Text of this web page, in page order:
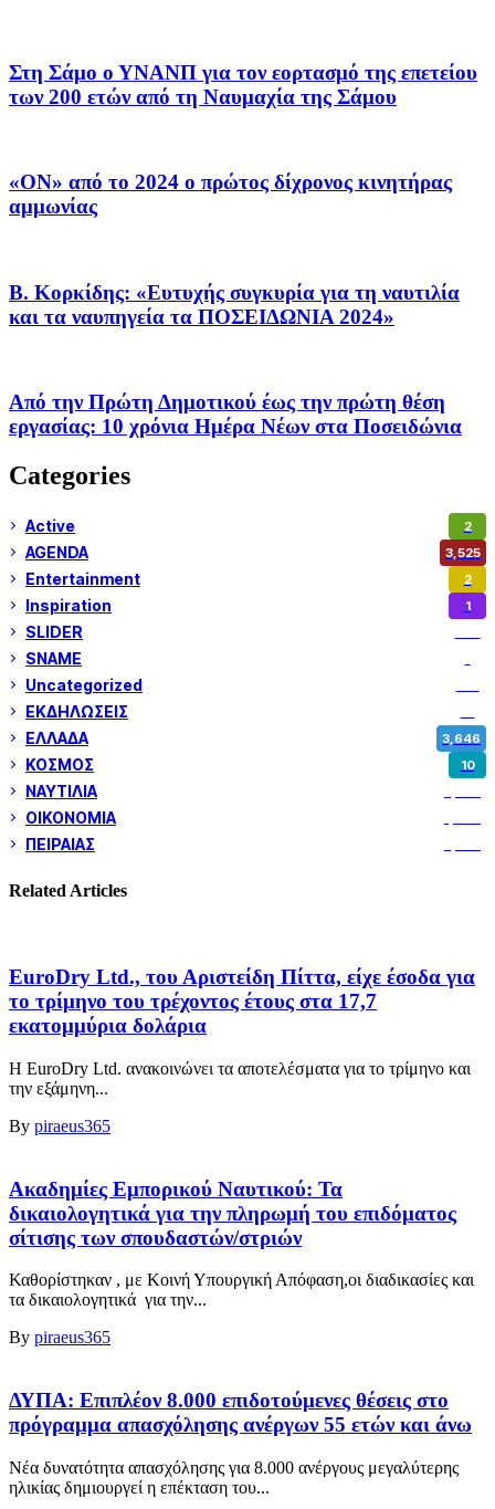
Στη Σάμο ο ΥΝΑΝΠ για τον εορτασμό της επετείου
των 200 ετών από τη Ναυμαχία της Σάμου
«ON» από το 2024 ο πρώτος δίχρονος κινητήρας
αμμωνίας
Β. Κορκίδης: «Ευτυχής συγκυρία για τη ναυτιλία
και τα ναυπηγεία τα ΠΟΣΕΙΔΩΝΙΑ 2024»
Από την Πρώτη Δημοτικού έως την πρώτη θέση
εργασίας: 10 χρόνια Ημέρα Νέων στα Ποσειδώνια
Categories
Active 2
AGENDA 3,525
Entertainment 2
Inspiration 1
SLIDER
SNAME
Uncategorized
ΕΚΔΗΛΩΣΕΙΣ
ΕΛΛΑΔΑ 3,646
ΚΟΣΜΟΣ 10
ΝΑΥΤΙΛΙΑ
ΟΙΚΟΝΟΜΙΑ
ΠΕΙΡΑΙΑΣ
Related Articles
EuroDry Ltd., του Αριστείδη Πίττα, είχε έσοδα για
το τρίμηνο του τρέχοντος έτους στα 17,7
εκατομμύρια δολάρια
Η EuroDry Ltd. ανακοινώνει τα αποτελέσματα για το τρίμηνο και
την εξάμηνη...
By piraeus365
Ακαδημίες Εμπορικού Ναυτικού: Τα
δικαιολογητικά για την πληρωμή του επιδόματος
σίτισης των σπουδαστών/στριών
Καθορίστηκαν , με Κοινή Υπουργική Απόφαση,οι διαδικασίες και
τα δικαιολογητικά για την...
By piraeus365
ΔΥΠΑ: Επιπλέον 8.000 επιδοτούμενες θέσεις στο
πρόγραμμα απασχόλησης ανέργων 55 ετών και άνω
Νέα δυνατότητα απασχόλησης για 8.000 ανέργους μεγαλύτερης
ηλικίας δημιουργεί η επέκταση του...